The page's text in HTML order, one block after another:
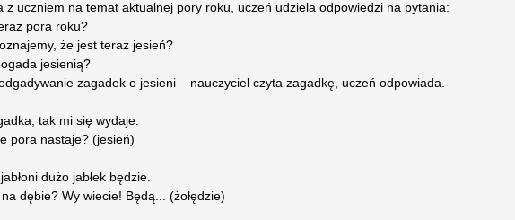
z uczniem na temat aktualnej pory roku, uczeń udziela odpowiedzi na pytania:
pora roku?
że jest teraz jesień?
jesienią?
zagadek o jesieni – nauczyciel czyta zagadkę, uczeń odpowiada.
tak mi się wydaje.
pora nastaje? (jesień)
dużo jabłek będzie.
dębie? Wy wiecie! Będą... (żołędzie)